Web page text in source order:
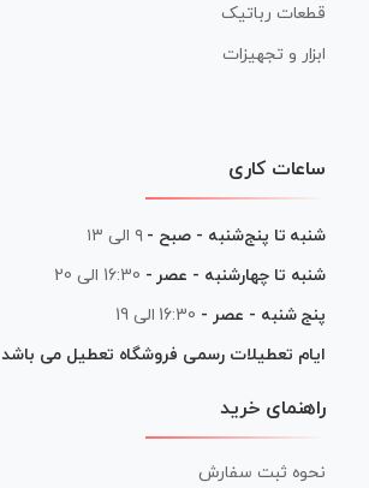
قطعات رباتیک
ابزار و تجهیزات
ساعات کاری
شنبه تا پنج‌شنبه - صبح - ۹ الی ۱۳
شنبه تا چهارشنبه - عصر - 16:30 الی 20
پنج شنبه - عصر - 16:30 الی 19
ایام تعطیلات رسمی فروشگاه تعطیل می باشد
راهنمای خرید
نحوه ثبت سفارش